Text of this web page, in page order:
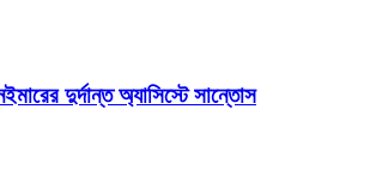
দুর্দান্ত অ্যাসিস্টে সান্তোস